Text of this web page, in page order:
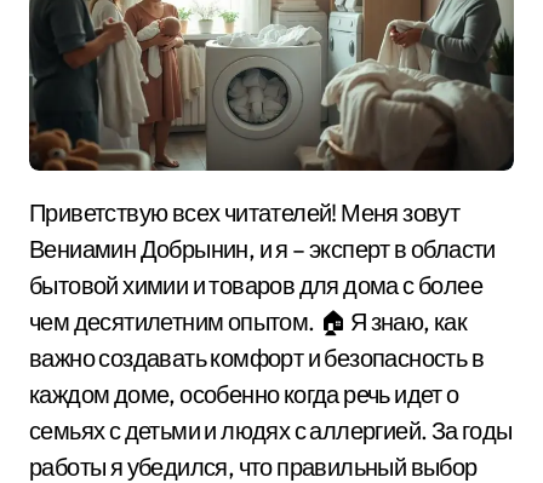
Приветствую всех читателей! Меня зовут
Вениамин Добрынин, и я – эксперт в области
бытовой химии и товаров для дома с более
чем десятилетним опытом. 🏠 Я знаю, как
важно создавать комфорт и безопасность в
каждом доме, особенно когда речь идет о
семьях с детьми и людях с аллергией. За годы
работы я убедился, что правильный выбор